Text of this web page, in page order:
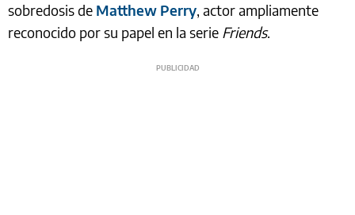
sobredosis de Matthew Perry, actor ampliamente
reconocido por su papel en la serie Friends.